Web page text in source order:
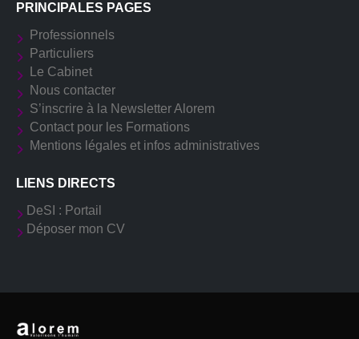
PRINCIPALES PAGES
Professionnels
Particuliers
Le Cabinet
Nous contacter
S’inscrire à la Newsletter Alorem
Contact pour les Formations
Mentions légales et infos administratives
LIENS DIRECTS
DeSI : Portail
Déposer mon CV